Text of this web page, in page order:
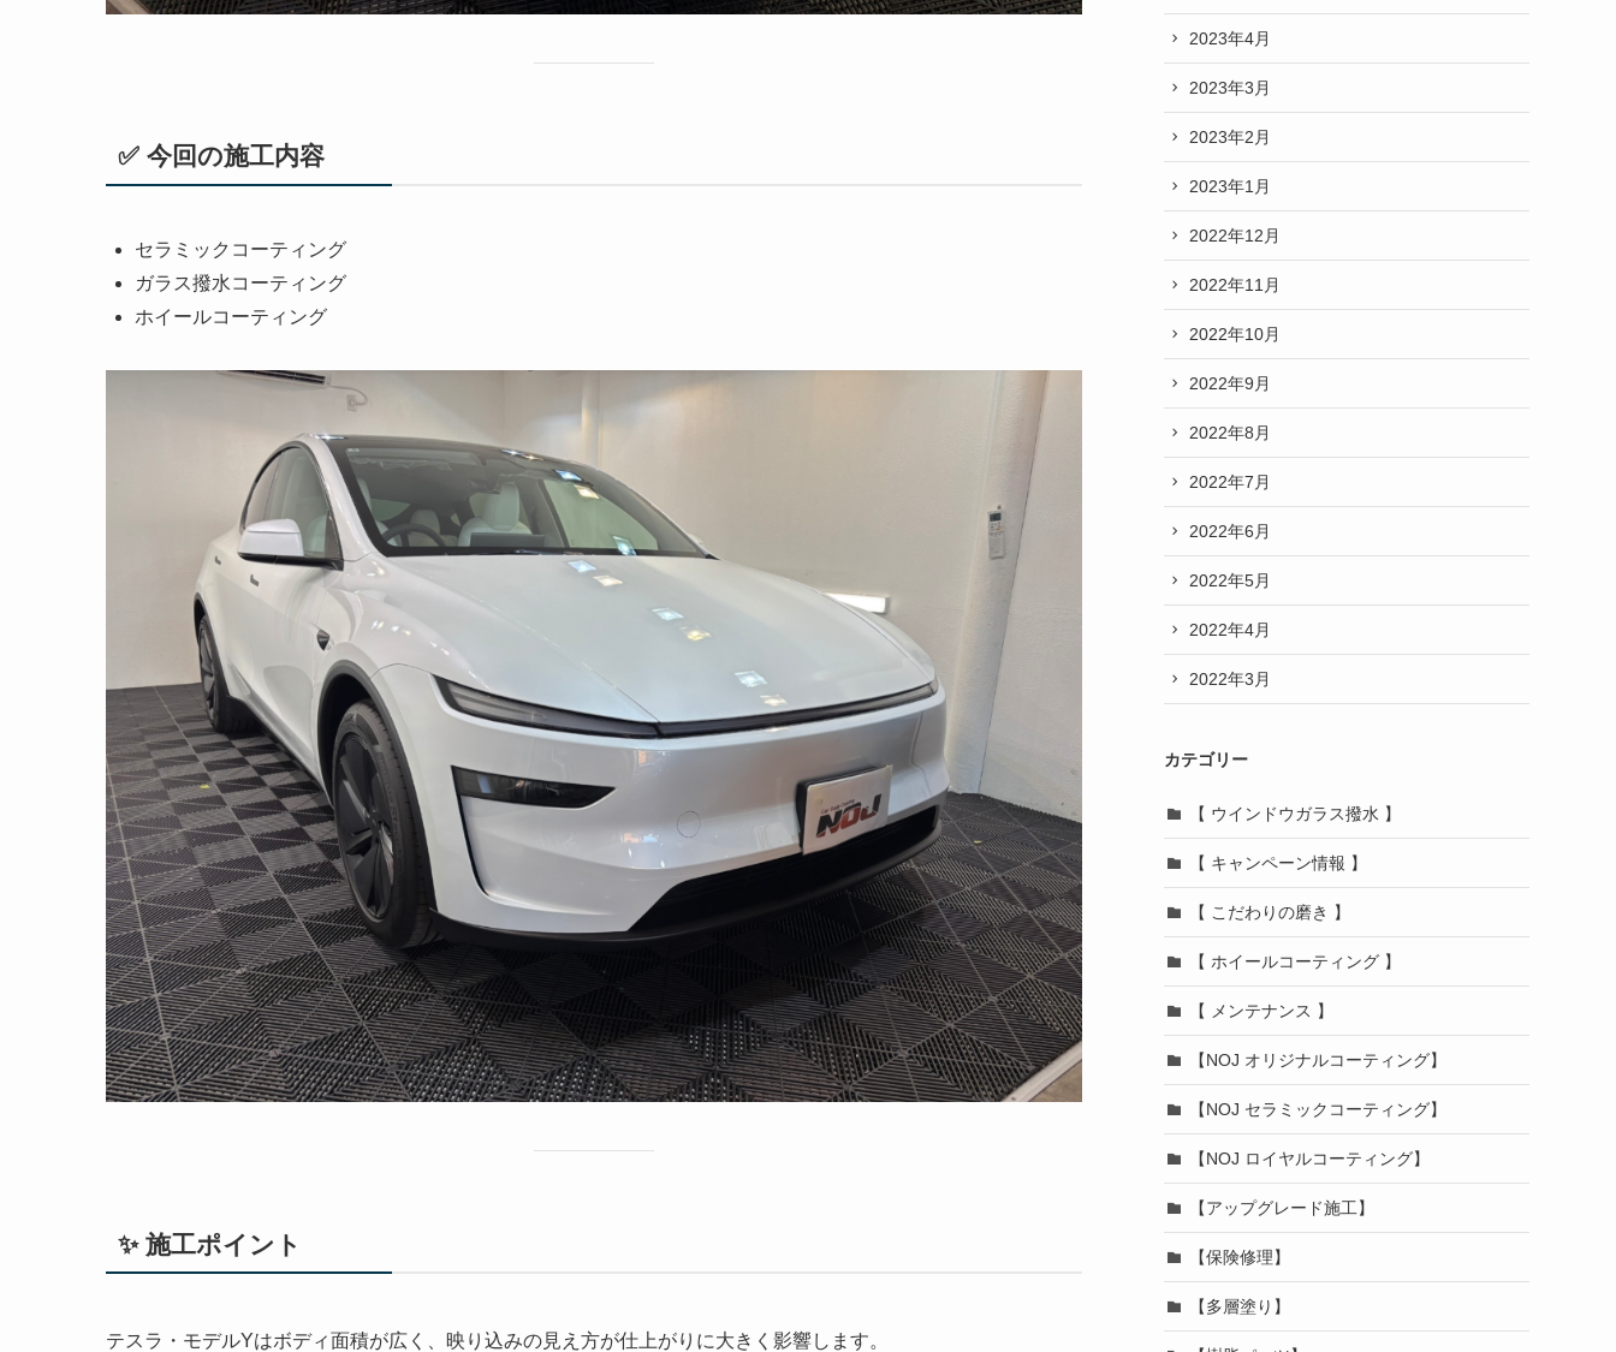
✅ 今回の施工内容
セラミックコーティング
ガラス撥水コーティング
ホイールコーティング
✨ 施工ポイント
テスラ・モデルYはボディ面積が広く、映り込みの見え方が仕上がりに大きく影響します。
2023年4月
2023年3月
2023年2月
2023年1月
2022年12月
2022年11月
2022年10月
2022年9月
2022年8月
2022年7月
2022年6月
2022年5月
2022年4月
2022年3月
カテゴリー
【 ウインドウガラス撥水 】
【 キャンペーン情報 】
【 こだわりの磨き 】
【 ホイールコーティング 】
【 メンテナンス 】
【NOJ オリジナルコーティング】
【NOJ セラミックコーティング】
【NOJ ロイヤルコーティング】
【アップグレード施工】
【保険修理】
【多層塗り】